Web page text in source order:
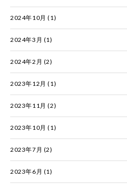
2024年10月 (1)
2024年3月 (1)
2024年2月 (2)
2023年12月 (1)
2023年11月 (2)
2023年10月 (1)
2023年7月 (2)
2023年6月 (1)